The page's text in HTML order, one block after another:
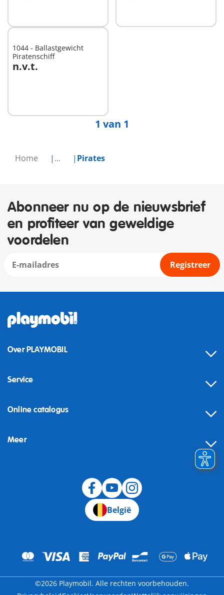
Home ... Pirates
1044 - Ballastgewicht
Piratenschiff
n.v.t.
1 van 1
Abonneer nu op de nieuwsbrief
en profiteer van geweldige
voordelen
Registreer
Over PLAYMOBIL
Service
Online catalogus
Meer
België
©2026 Playmobil. Alle rechten voorbehouden.